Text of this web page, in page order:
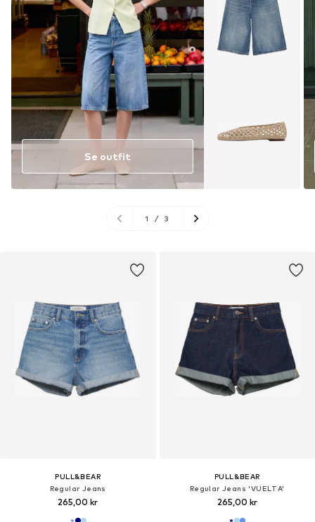
Se outfit
1 / 3
PULL&BEAR
Regular Jeans
265,00 kr
PULL&BEAR
Regular Jeans 'VUELTA'
265,00 kr